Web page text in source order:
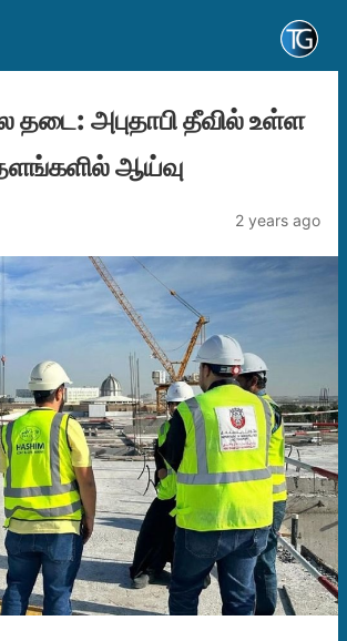
தடை: அபுதாபி தீவில் உள்ள
ஆய்வு
2 years ago